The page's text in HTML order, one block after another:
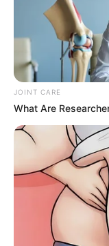
พระคาถา อาฏานาฏิย
ไล่ภูติผี
14 ก.ค. 2019
JOINT CARE
What Are